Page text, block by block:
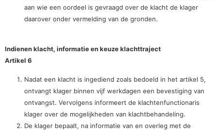
aan wie een oordeel is gevraagd over de klacht de klager
daarover onder vermelding van de gronden.
Indienen klacht, informatie en keuze klachttraject
Artikel 6
Nadat een klacht is ingediend zoals bedoeld in het artikel 5,
ontvangt klager binnen vijf werkdagen een bevestiging van
ontvangst. Vervolgens informeert de klachtenfunctionaris
klager over de mogelijkheden van klachtbehandeling.
De klager bepaalt, na informatie van en overleg met de